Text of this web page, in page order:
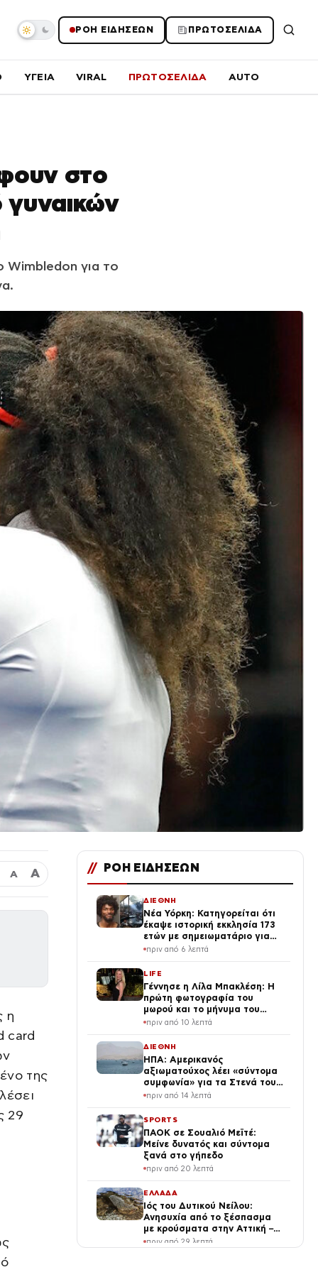
ΡΟΗ ΕΙΔΗΣΕΩΝ ΠΡΩΤΟΣΕΛΙΔΑ
ΥΓΕΙΑ VIRAL ΠΡΩΤΟΣΕΛΙΔΑ AUTO
στο
γυναικών
Wimbledon για το
Α Α
η
card
της
29
// ΡΟΗ ΕΙΔΗΣΕΩΝ
ΔΙΕΘΝΗ
Νέα Υόρκη: Κατηγορείται ότι
έκαψε ιστορική εκκλησία 173
ετών με σημειωματάριο για
δολοφονίες και βία
πριν από 6 λεπτά
LIFE
Γέννησε η Λίλα Μπακλέση: Η
πρώτη φωτογραφία του
μωρού και το μήνυμα του
συντρόφου της
πριν από 10 λεπτά
ΔΙΕΘΝΗ
ΗΠΑ: Αμερικανός
αξιωματούχος λέει «σύντομα
συμφωνία» για τα Στενά του
Ορμούζ
πριν από 14 λεπτά
SPORTS
ΠΑΟΚ σε Σουαλιό Μεϊτέ:
Μείνε δυνατός και σύντομα
ξανά στο γήπεδο
πριν από 20 λεπτά
ΕΛΛΑΔΑ
Ιός του Δυτικού Νείλου:
Ανησυχία από το ξέσπασμα
με κρούσματα στην Αττική –
«Καμπανάκι» από τον Ιατρικό
Σύλλογο Αθηνών για την
πριν από 29 λεπτά